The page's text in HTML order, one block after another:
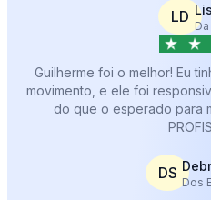
LD
Guilherme foi o melhor! Eu
movimento, e ele foi
do que o esperado para
DS Dos